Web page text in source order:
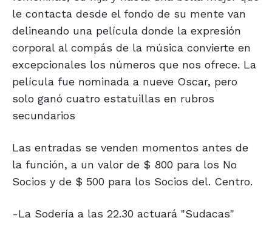
le contacta desde el fondo de su mente van
delineando una película donde la expresión
corporal al compás de la música convierte en
excepcionales los números que nos ofrece. La
película fue nominada a nueve Oscar, pero
solo ganó cuatro estatuillas en rubros
secundarios
Las entradas se venden momentos antes de
la función, a un valor de $ 800 para los No
Socios y de $ 500 para los Socios del. Centro.
-La Sodería a las 22.30 actuará "Sudacas"